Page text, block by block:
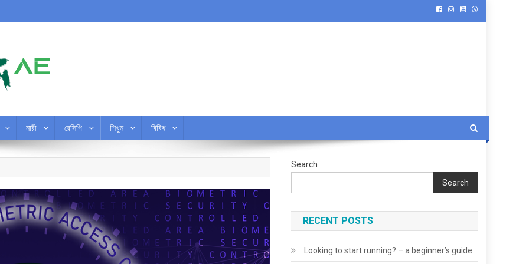
নারী রেসিপি শিখুন বিবিধ
Search
Search
RECENT POSTS
Looking to start running? – a beginner’s guide